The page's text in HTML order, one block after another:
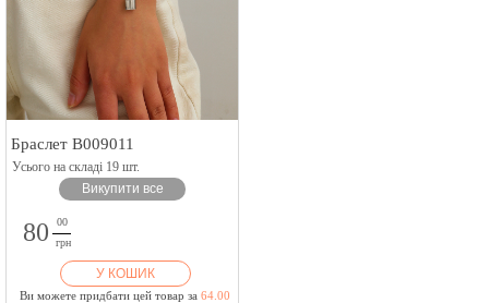
Браслет B009011
Усього на складі 19 шт.
Викупити все
80
00
грн
У КОШИК
Ви можете придбати цей товар за 64.00